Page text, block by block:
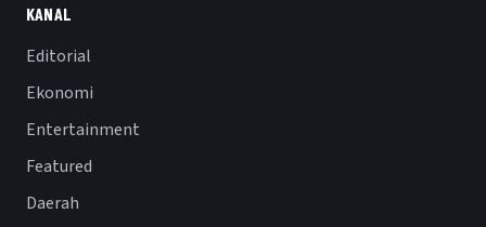
KANAL
Editorial
Ekonomi
Entertainment
Featured
Daerah